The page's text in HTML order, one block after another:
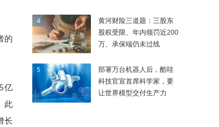
的
亿
此
长
4
黄河财险三道题：三股东
股权受限、年内领罚近200
万、承保端仍未过线
5
部署万台机器人后，酷哇
科技官宣首席科学家，要
让世界模型交付生产力